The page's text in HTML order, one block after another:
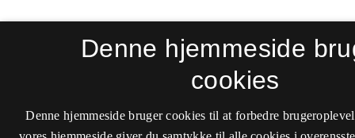
Denne hjemmeside
cookies
Denne hjemmeside bruger cookies til at forbedre